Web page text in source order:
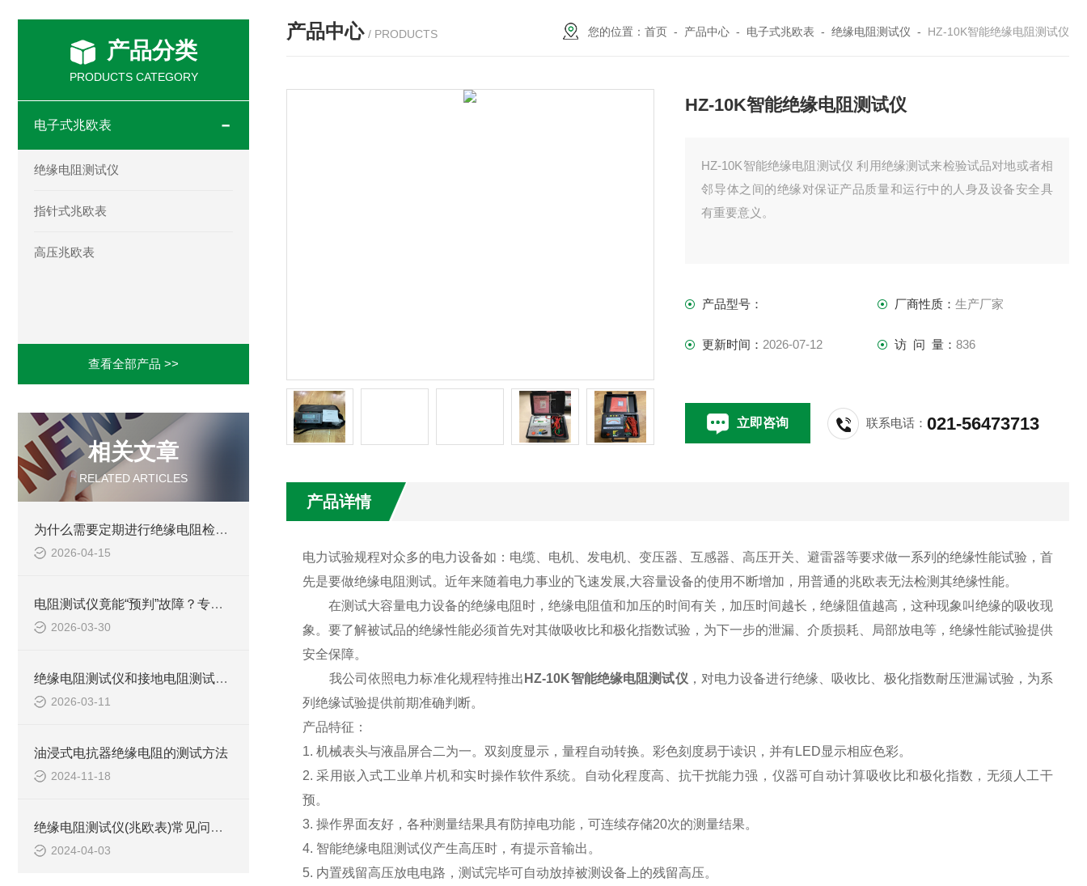
产品分类
PRODUCTS CATEGORY
电子式兆欧表
绝缘电阻测试仪
指针式兆欧表
高压兆欧表
查看全部产品 >>
相关文章
RELATED ARTICLES
为什么需要定期进行绝缘电阻检测？
2026-04-15
电阻测试仪竟能“预判”故障？专业电工的隐藏用法
2026-03-30
绝缘电阻测试仪和接地电阻测试仪有哪些区别？
2026-03-11
油浸式电抗器绝缘电阻的测试方法
2024-11-18
绝缘电阻测试仪(兆欧表)常见问题与解答
2024-04-03
产品中心 / PRODUCTS 您的位置： 首页 - 产品中心 - 电子式兆欧表 - 绝缘电阻测试仪 - HZ-10K智能绝缘电阻测试仪
HZ-10K智能绝缘电阻测试仪
HZ-10K智能绝缘电阻测试仪 利用绝缘测试来检验试品对地或者相
邻导体之间的绝缘对保证产品质量和运行中的人身及设备安全具
有重要意义。
产品型号： 厂商性质： 生产厂家
更新时间： 2026-07-12 访 问 量： 836
立即咨询 联系电话：021-56473713
产品详情
电力试验规程对众多的电力设备如：电缆、电机、发电机、变压器、互感器、高压开关、避雷器等要求做一系列的绝缘性能试验，首
先是要做绝缘电阻测试。近年来随着电力事业的飞速发展,大容量设备的使用不断增加，用普通的兆欧表无法检测其绝缘性能。
在测试大容量电力设备的绝缘电阻时，绝缘电阻值和加压的时间有关，加压时间越长，绝缘阻值越高，这种现象叫绝缘的吸收现
象。要了解被试品的绝缘性能必须首先对其做吸收比和极化指数试验，为下一步的泄漏、介质损耗、局部放电等，绝缘性能试验提供
安全保障。
我公司依照电力标准化规程特推出 HZ-10K智能绝缘电阻测试仪 ，对电力设备进行绝缘、吸收比、极化指数耐压泄漏试验，为系
列绝缘试验提供前期准确判断。
产品特征：
1. 机械表头与液晶屏合二为一。双刻度显示，量程自动转换。彩色刻度易于读识，并有LED显示相应色彩。
2. 采用嵌入式工业单片机和实时操作软件系统。自动化程度高、抗干扰能力强，仪器可自动计算吸收比和极化指数，无须人工干
预。
3. 操作界面友好，各种测量结果具有防掉电功能，可连续存储20次的测量结果。
4. 智能绝缘电阻测试仪产生高压时，有提示音输出。
5. 内置残留高压放电电路，测试完毕可自动放掉被测设备上的残留高压。